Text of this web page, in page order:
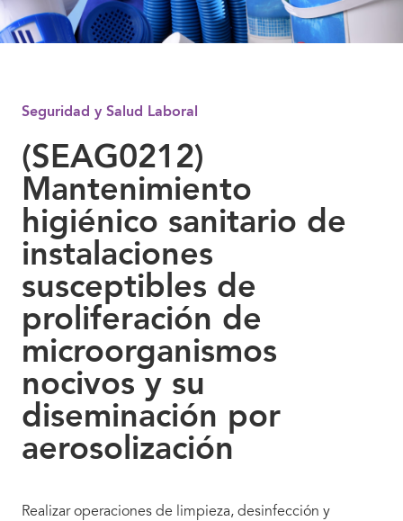
Seguridad y Salud Laboral
(SEAG0212)
Mantenimiento
higiénico sanitario de
instalaciones
susceptibles de
proliferación de
microorganismos
nocivos y su
diseminación por
aerosolización
Realizar operaciones de limpieza, desinfección y